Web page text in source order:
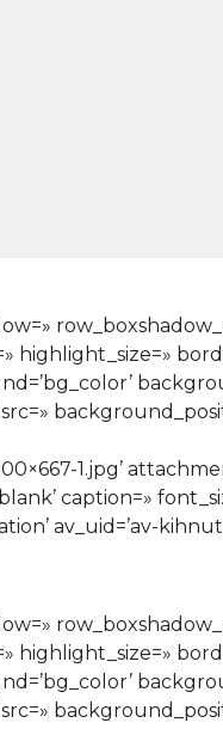
highlight_size=»
1.jpg’
caption=»
av_uid=’av-
highlight_size=»